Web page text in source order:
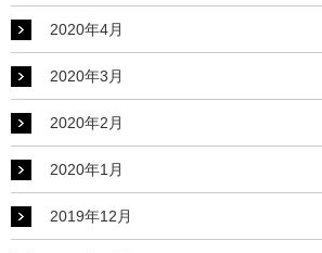
2020年4月
2020年3月
2020年2月
2020年1月
2019年12月